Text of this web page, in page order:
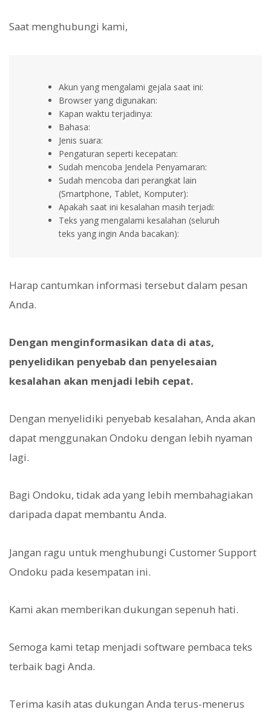
Saat menghubungi kami,
Akun yang mengalami gejala saat ini:
Browser yang digunakan:
Kapan waktu terjadinya:
Bahasa:
Jenis suara:
Pengaturan seperti kecepatan:
Sudah mencoba Jendela Penyamaran:
Sudah mencoba dari perangkat lain
(Smartphone, Tablet, Komputer):
Apakah saat ini kesalahan masih terjadi:
Teks yang mengalami kesalahan (seluruh
teks yang ingin Anda bacakan):
Harap cantumkan informasi tersebut dalam pesan
Anda.
Dengan menginformasikan data di atas,
penyelidikan penyebab dan penyelesaian
kesalahan akan menjadi lebih cepat.
Dengan menyelidiki penyebab kesalahan, Anda akan
dapat menggunakan Ondoku dengan lebih nyaman
lagi.
Bagi Ondoku, tidak ada yang lebih membahagiakan
daripada dapat membantu Anda.
Jangan ragu untuk menghubungi Customer Support
Ondoku pada kesempatan ini.
Kami akan memberikan dukungan sepenuh hati.
Semoga kami tetap menjadi software pembaca teks
terbaik bagi Anda.
Terima kasih atas dukungan Anda terus-menerus